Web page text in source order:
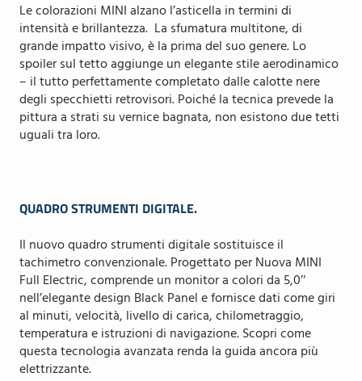
Le colorazioni MINI alzano l’asticella in termini di
intensità e brillantezza. La sfumatura multitone, di
grande impatto visivo, è la prima del suo genere. Lo
spoiler sul tetto aggiunge un elegante stile aerodinamico
– il tutto perfettamente completato dalle calotte nere
degli specchietti retrovisori. Poiché la tecnica prevede la
pittura a strati su vernice bagnata, non esistono due tetti
uguali tra loro.
QUADRO STRUMENTI DIGITALE.
Il nuovo quadro strumenti digitale sostituisce il
tachimetro convenzionale. Progettato per Nuova MINI
Full Electric, comprende un monitor a colori da 5,0″
nell’elegante design Black Panel e fornisce dati come giri
al minuti, velocità, livello di carica, chilometraggio,
temperatura e istruzioni di navigazione. Scopri come
questa tecnologia avanzata renda la guida ancora più
elettrizzante.